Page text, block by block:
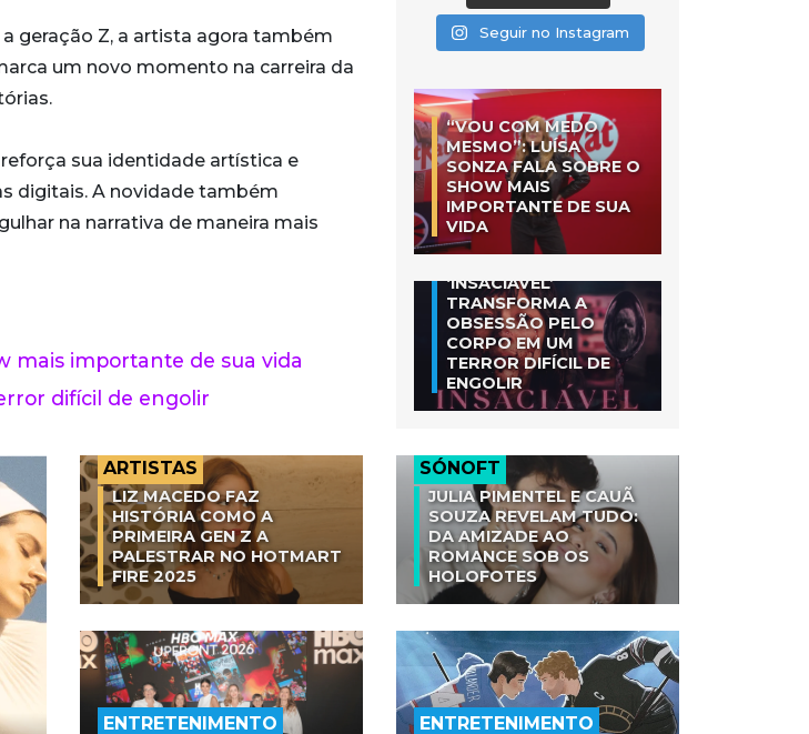
geração Z, a artista agora também
um novo momento na carreira da
sua identidade artística e
digitais. A novidade também
na narrativa de maneira mais
mais importante de sua vida
difícil de engolir
Seguir no Instagram
“VOU COM MEDO
MESMO”: LUÍSA
SONZA FALA SOBRE O
SHOW MAIS
IMPORTANTE DE SUA
VIDA
‘INSACIÁVEL’
TRANSFORMA A
OBSESSÃO PELO
CORPO EM UM
TERROR DIFÍCIL DE
ENGOLIR
ARTISTAS
LIZ MACEDO FAZ
HISTÓRIA COMO A
PRIMEIRA GEN Z A
PALESTRAR NO HOTMART
FIRE 2025
SÓNOFT
JULIA PIMENTEL E CAUÃ
SOUZA REVELAM TUDO:
DA AMIZADE AO
ROMANCE SOB OS
HOLOFOTES
ENTRETENIMENTO ENTRETENIMENTO